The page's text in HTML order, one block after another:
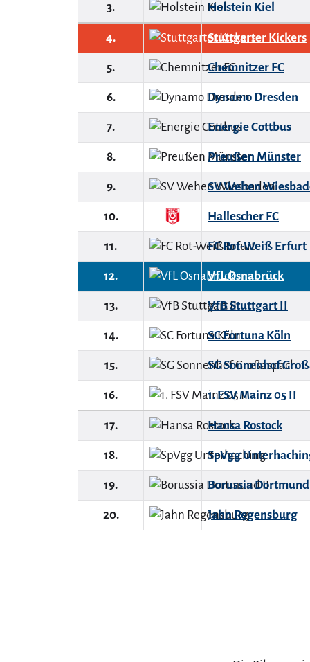
3. Holstein Kiel
4. Stuttgarter Kickers
5. Chemnitzer FC
6. Dynamo Dresden
7. Energie Cottbus
8. Preußen Münster
9. SV Wehen
10. Hallescher FC
11. FC Rot-Weiß Erfurt
12. VfL Osnabrück
13. VfB Stuttgart II
14. SC Fortuna Köln
15. SG Sonnenhof
16. 1. FSV Mainz 05 II
17. Hansa Rostock
18. SpVgg
19. Borussia
20. Jahn Regensburg